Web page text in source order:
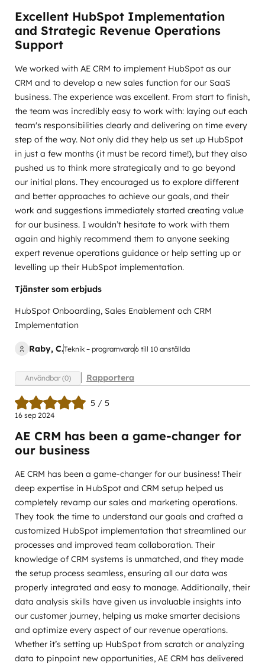
Excellent HubSpot Implementation
and Strategic Revenue Operations
Support
We worked with AE CRM to implement HubSpot as our
CRM and to develop a new sales function for our SaaS
business. The experience was excellent. From start to finish,
the team was incredibly easy to work with: laying out each
team's responsibilities clearly and delivering on time every
step of the way. Not only did they help us set up HubSpot
in just a few months (it must be record time!), but they also
pushed us to think more strategically and to go beyond
our initial plans. They encouraged us to explore different
and better approaches to achieve our goals, and their
work and suggestions immediately started creating value
for our business. I wouldn’t hesitate to work with them
again and highly recommend them to anyone seeking
expert revenue operations guidance or help setting up or
levelling up their HubSpot implementation.
Tjänster som erbjuds
HubSpot Onboarding, Sales Enablement och CRM
Implementation
Raby, C.Teknik – programvara6 till 10 anställda
Användbar (0) Rapportera
5 / 5
16 sep 2024
AE CRM has been a game-changer for
our business
AE CRM has been a game-changer for our business! Their
deep expertise in HubSpot and CRM setup helped us
completely revamp our sales and marketing operations.
They took the time to understand our goals and crafted a
customized HubSpot implementation that streamlined our
processes and improved team collaboration. Their
knowledge of CRM systems is unmatched, and they made
the setup process seamless, ensuring all our data was
properly integrated and easy to manage. Additionally, their
data analysis skills have given us invaluable insights into
our customer journey, helping us make smarter decisions
and optimize every aspect of our revenue operations.
Whether it’s setting up HubSpot from scratch or analyzing
data to pinpoint new opportunities, AE CRM has delivered